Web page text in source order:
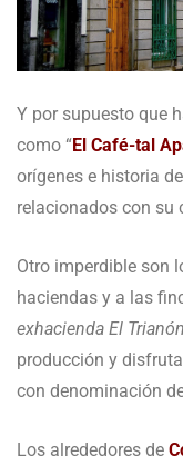
Y por supuesto que
como “El Café-tal
orígenes e historia
relacionados con su
Otro imperdible son
haciendas y a las
exhacienda El Trianón
producción y
con denominación
Los alrededores de